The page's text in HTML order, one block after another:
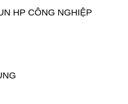
HP CÔNG NGHIỆP